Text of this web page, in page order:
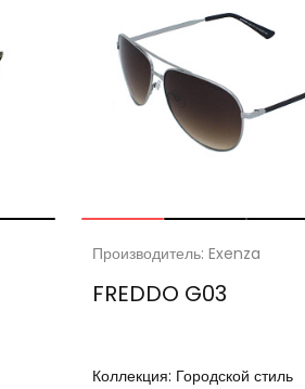
Производитель: Exenza
FREDDO G03
Коллекция: Городской стиль